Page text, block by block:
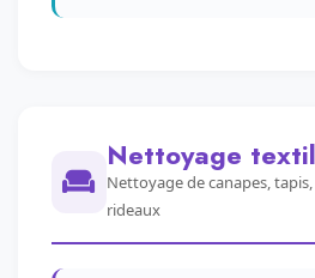
Nettoyage
Nettoyage de canapes,
rideaux